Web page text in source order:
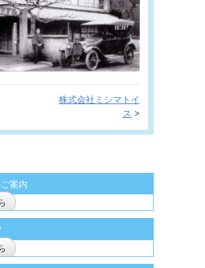
株式会社ミシマトイ
ス >
案内